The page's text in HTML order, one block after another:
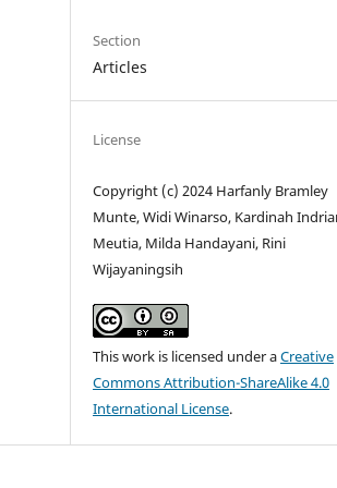
Section
Articles
License
Copyright (c) 2024 Harfanly Bramley
Munte, Widi Winarso, Kardinah
Meutia, Milda Handayani, Rini
Wijayaningsih
This work is licensed under aCreative
Commons Attribution-ShareAlike 4.0
International License.